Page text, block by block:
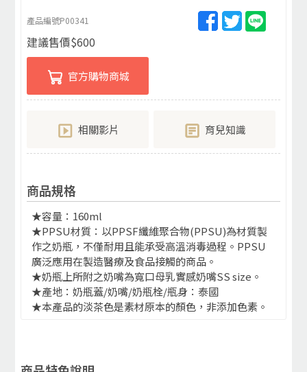
產品編號P00341
建議售價$600
官方購物商城
相關影片 育兒知識
商品規格
★容量：160ml
★PPSU材質：以PPSF纖維聚合物(PPSU)為材質製
作之奶瓶，不僅耐用且能承受高溫消毒過程。PPSU
廣泛應用在製造醫療及食品接觸的商品。
★奶瓶上所附之奶嘴為寬口母乳實感奶嘴SS size。
★產地：奶瓶蓋/奶嘴/奶瓶栓/瓶身：泰國
★本產品的淡茶色是素材原本的顏色，非添加色素。